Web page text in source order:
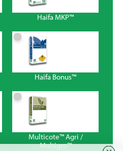
Haifa MKP™
Haifa Bonus™
Multicote™ Agri /
Multigro™